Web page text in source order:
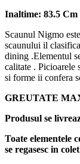
Inaltime: 83.5 Cm
Scaunul Nigmo
scaunului il
dining .Elementul
calitate . Picioarele
si forme ii confera
GREUTATE
Produsul se
Toate elementele
se regasesc in